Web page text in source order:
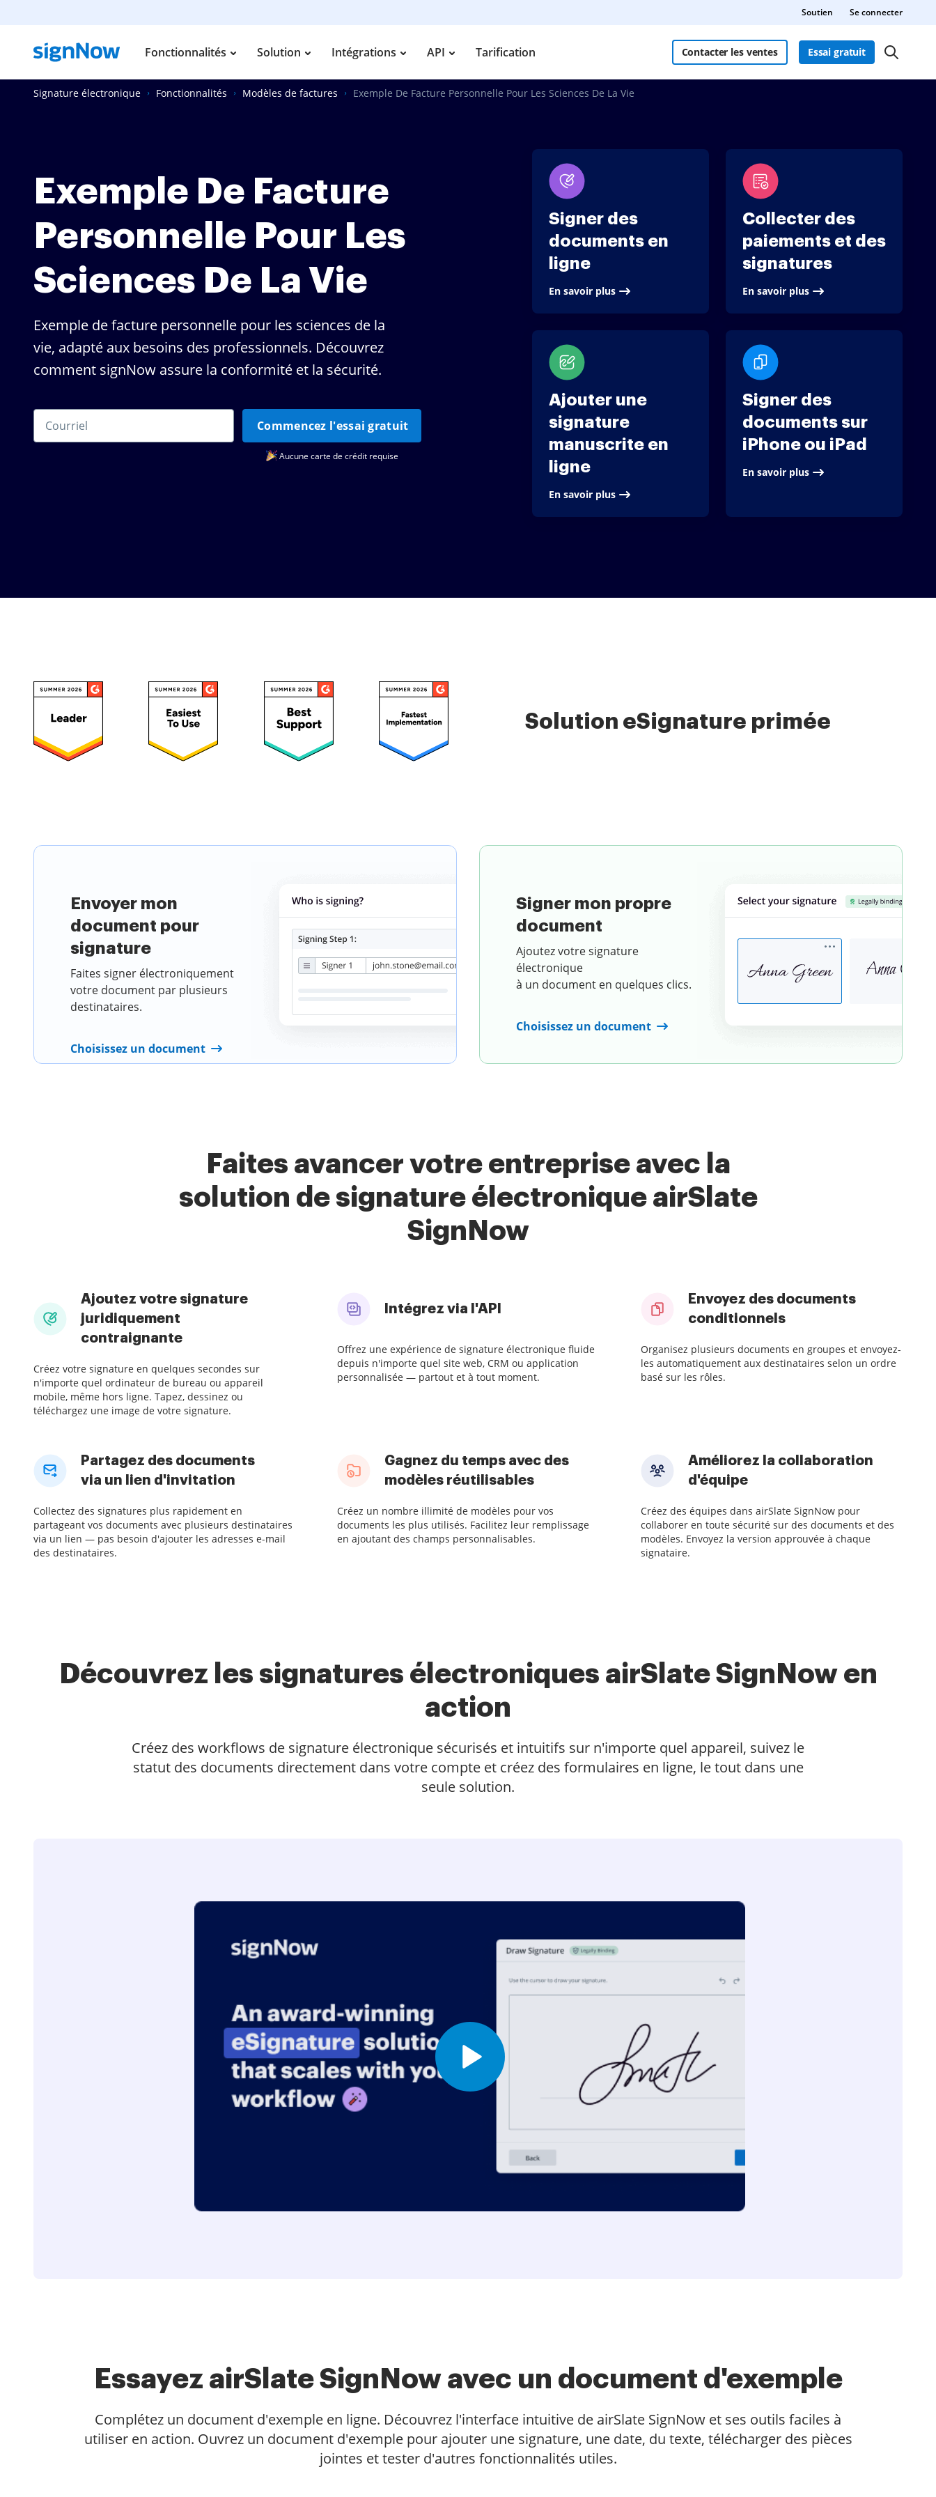
Soutien Se connecter
Fonctionnalités Solution Intégrations API Tarification Contacter les ventes Essai gratuit
Signature électronique Fonctionnalités Modèles de factures Exemple De Facture Personnelle Pour Les Sciences De La Vie
Exemple De Facture
Personnelle Pour Les
Sciences De La Vie
Exemple de facture personnelle pour les sciences de la
vie, adapté aux besoins des professionnels. Découvrez
comment signNow assure la conformité et la sécurité.
Commencez l'essai gratuit
Aucune carte de crédit requise
Signer des
documents en
ligne
En savoir plus
Collecter des
paiements et des
signatures
En savoir plus
Ajouter une
signature
manuscrite en
ligne
En savoir plus
Signer des
documents sur
iPhone ou iPad
En savoir plus
Solution eSignature primée
Envoyer mon
document pour
signature
Faites signer électroniquement
votre document par plusieurs
destinataires.
Choisissez un document
Signer mon propre
document
Ajoutez votre signature
électronique
à un document en quelques clics.
Choisissez un document
Faites avancer votre entreprise avec la
solution de signature électronique airSlate
SignNow
Ajoutez votre signature
juridiquement
contraignante
Créez votre signature en quelques secondes sur
n'importe quel ordinateur de bureau ou appareil
mobile, même hors ligne. Tapez, dessinez ou
téléchargez une image de votre signature.
Intégrez via l'API
Offrez une expérience de signature électronique fluide
depuis n'importe quel site web, CRM ou application
personnalisée — partout et à tout moment.
Envoyez des documents
conditionnels
Organisez plusieurs documents en groupes et envoyez-
les automatiquement aux destinataires selon un ordre
basé sur les rôles.
Partagez des documents
via un lien d'invitation
Collectez des signatures plus rapidement en
partageant vos documents avec plusieurs destinataires
via un lien — pas besoin d'ajouter les adresses e-mail
des destinataires.
Gagnez du temps avec des
modèles réutilisables
Créez un nombre illimité de modèles pour vos
documents les plus utilisés. Facilitez leur remplissage
en ajoutant des champs personnalisables.
Améliorez la collaboration
d'équipe
Créez des équipes dans airSlate SignNow pour
collaborer en toute sécurité sur des documents et des
modèles. Envoyez la version approuvée à chaque
signataire.
Découvrez les signatures électroniques airSlate SignNow en
action
Créez des workflows de signature électronique sécurisés et intuitifs sur n'importe quel appareil, suivez le
statut des documents directement dans votre compte et créez des formulaires en ligne, le tout dans une
seule solution.
Essayez airSlate SignNow avec un document d'exemple
Complétez un document d'exemple en ligne. Découvrez l'interface intuitive de airSlate SignNow et ses outils faciles à
utiliser en action. Ouvrez un document d'exemple pour ajouter une signature, une date, du texte, télécharger des pièces
jointes et tester d'autres fonctionnalités utiles.